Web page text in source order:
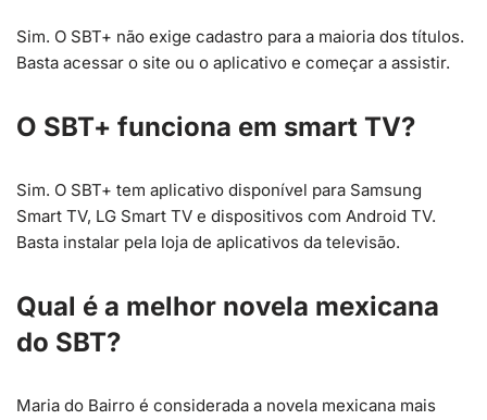
Sim. O SBT+ não exige cadastro para a maioria dos títulos.
Basta acessar o site ou o aplicativo e começar a assistir.
O SBT+ funciona em smart TV?
Sim. O SBT+ tem aplicativo disponível para Samsung
Smart TV, LG Smart TV e dispositivos com Android TV.
Basta instalar pela loja de aplicativos da televisão.
Qual é a melhor novela mexicana
do SBT?
Maria do Bairro é considerada a novela mexicana mais